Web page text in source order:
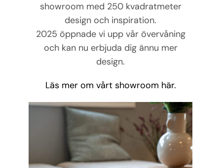
showroom med 250 kvadratmeter
design och inspiration.
2025 öppnade vi upp vår övervåning
och kan nu erbjuda dig ännu mer
design.
Läs mer om vårt showroom här.